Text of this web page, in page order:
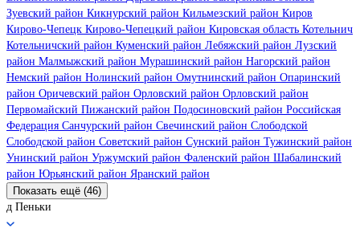
Зуевский район Кикнурский район Кильмезский район Киров
Кирово-Чепецк Кирово-Чепецкий район Кировская область Котельнич
Котельничский район Куменский район Лебяжский район Лузский
район Малмыжский район Мурашинский район Нагорский район
Немский район Нолинский район Омутнинский район Опаринский
район Оричевский район Орловский район Орловский район
Первомайский Пижанский район Подосиновский район Российская
Федерация Санчурский район Свечинский район Слободской
Слободской район Советский район Сунский район Тужинский район
Унинский район Уржумский район Фаленский район Шабалинский
район Юрьянский район Яранский район
Показать ещё (46)
д Пеньки